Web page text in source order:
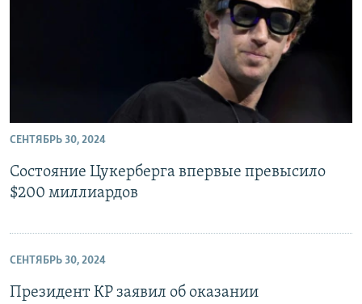
СЕНТЯБРЬ 30, 2024
Состояние Цукерберга впервые превысило
$200 миллиардов
СЕНТЯБРЬ 30, 2024
Президент КР заявил об оказании